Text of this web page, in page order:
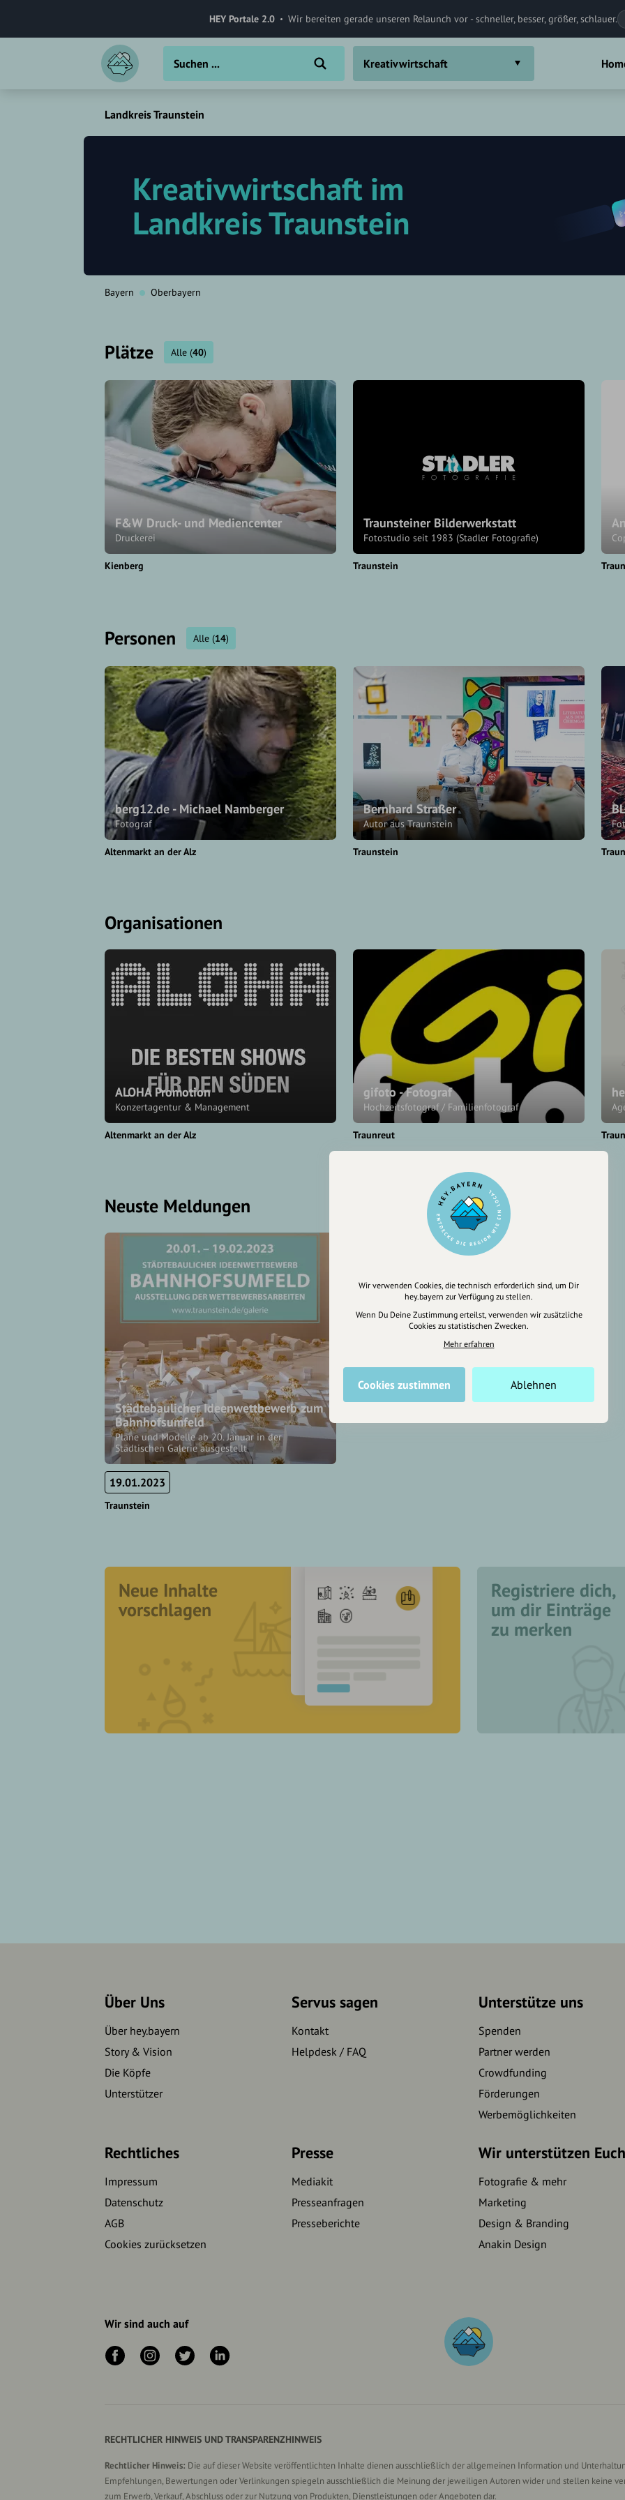
HEY Portale 2.0 Wir bereiten gerade unseren Relaunch vor - schneller, besser, größer, schlauer.
Kreativwirtschaft
Landkreis Traunstein
Kreativwirtschaft im
Landkreis Traunstein
Bayern Oberbayern
Plätze Alle (40)
F&W Druck- und Mediencenter
Druckerei
Kienberg
Traunsteiner Bilderwerkstatt
Fotostudio seit 1983 (Stadler Fotografie)
Traunstein
Personen Alle (14)
berg12.de - Michael Namberger
Fotograf
Altenmarkt an der Alz
Bernhard Straßer
Autor aus Traunstein
Traunstein
Organisationen
ALOHA Promotion
Konzertagentur & Management
Altenmarkt an der Alz
gifoto - Fotograf
Hochzeitsfotograf / Familienfotograf
Traunreut
Neuste Meldungen
Städtebaulicher Ideenwettbewerb zum
Bahnhofsumfeld
Pläne und Modelle ab 20. Januar in der
Städtischen Galerie ausgestellt
19.01.2023
Traunstein
Neue Inhalte
vorschlagen
Registriere dich,
um dir Einträge
zu merken
Über Uns
Über hey.bayern
Story & Vision
Die Köpfe
Unterstützer
Servus sagen
Kontakt
Helpdesk / FAQ
Unterstütze uns
Spenden
Partner werden
Crowdfunding
Förderungen
Werbemöglichkeiten
Rechtliches
Impressum
Datenschutz
AGB
Cookies zurücksetzen
Presse
Mediakit
Presseanfragen
Presseberichte
Wir unterstützen Euch
Fotografie & mehr
Marketing
Design & Branding
Anakin Design
Wir sind auch auf
RECHTLICHER HINWEIS UND TRANSPARENZHINWEIS
Rechtlicher Hinweis: Die auf dieser Website veröffentlichten Inhalte dienen ausschließlich der allgemeinen Information und
Empfehlungen, Bewertungen oder Verlinkungen spiegeln ausschließlich die Meinung der jeweiligen Autoren wider und stellen keine
zum Erwerb, Verkauf, Abschluss oder zur Nutzung von Produkten, Dienstleistungen oder Angeboten dar.
Wir verwenden Cookies, die technisch erforderlich sind, um Dir
hey.bayern zur Verfügung zu stellen.
Wenn Du Deine Zustimmung erteilst, verwenden wir zusätzliche
Cookies zu statistischen Zwecken.
Mehr erfahren
Cookies zustimmen Ablehnen